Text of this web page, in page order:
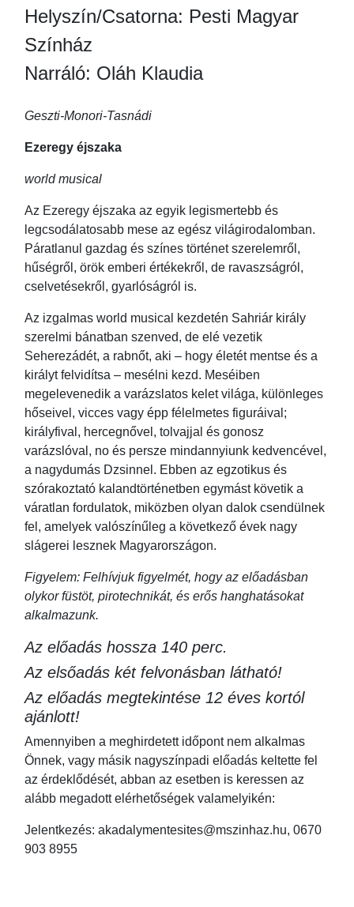
Helyszín/Csatorna: Pesti Magyar
Színház
Narráló: Oláh Klaudia
Geszti-Monori-Tasnádi
Ezeregy éjszaka
world musical
Az Ezeregy éjszaka az egyik legismertebb és
legcsodálatosabb mese az egész világirodalomban.
Páratlanul gazdag és színes történet szerelemről,
hűségről, örök emberi értékekről, de ravaszságról,
cselvetésekről, gyarlóságról is.
Az izgalmas world musical kezdetén Sahriár király
szerelmi bánatban szenved, de elé vezetik
Seherezádét, a rabnőt, aki – hogy életét mentse és a
királyt felvidítsa – mesélni kezd. Meséiben
megelevenedik a varázslatos kelet világa, különleges
hőseivel, vicces vagy épp félelmetes figuráival;
királyfival, hercegnővel, tolvajjal és gonosz
varázslóval, no és persze mindannyiunk kedvencével,
a nagydumás Dzsinnel. Ebben az egzotikus és
szórakoztató kalandtörténetben egymást követik a
váratlan fordulatok, miközben olyan dalok csendülnek
fel, amelyek valószínűleg a következő évek nagy
slágerei lesznek Magyarországon.
Figyelem: Felhívjuk figyelmét, hogy az előadásban
olykor füstöt, pirotechnikát, és erős hanghatásokat
alkalmazunk.
Az előadás hossza 140 perc.
Az elsőadás két felvonásban látható!
Az előadás megtekintése 12 éves kortól
ajánlott!
Amennyiben a meghirdetett időpont nem alkalmas
Önnek, vagy másik nagyszínpadi előadás keltette fel
az érdeklődését, abban az esetben is keressen az
alább megadott elérhetőségek valamelyikén:
Jelentkezés: akadalymentesites@mszinhaz.hu, 0670
903 8955